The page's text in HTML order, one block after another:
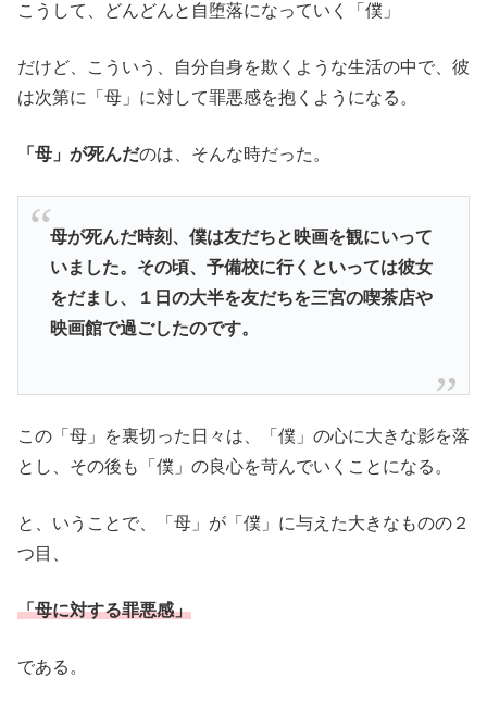
こうして、どんどんと自堕落になっていく「僕」
だけど、こういう、自分自身を欺くような生活の中で、彼
は次第に「母」に対して罪悪感を抱くようになる。
「母」が死んだのは、そんな時だった。
母が死んだ時刻、僕は友だちと映画を観にいって
いました。その頃、予備校に行くといっては彼女
をだまし、１日の大半を友だちを三宮の喫茶店や
映画館で過ごしたのです。
この「母」を裏切った日々は、「僕」の心に大きな影を落
とし、その後も「僕」の良心を苛んでいくことになる。
と、いうことで、「母」が「僕」に与えた大きなものの２
つ目、
「母に対する罪悪感」
である。